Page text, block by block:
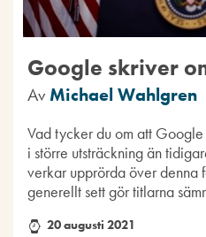
Google skriver
Av Michael Wahlgren
Vad tycker du om att
i större utsträckning än
verkar upprörda över denna
generellt sett gör titlarna
20 augusti 2021